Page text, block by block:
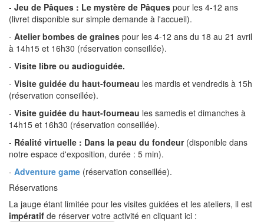
- Jeu de Pâques : Le mystère de Pâques pour les 4-12 ans
(livret disponible sur simple demande à l'accueil).
- Atelier bombes de graines pour les 4-12 ans du 18 au 21 avril
à 14h15 et 16h30 (réservation conseillée).
- Visite libre ou audioguidée.
- Visite guidée du haut-fourneau les mardis et vendredis à 15h
(réservation conseillée).
- Visite guidée du haut-fourneau les samedis et dimanches à
14h15 et 16h30 (réservation conseillée).
- Réalité virtuelle : Dans la peau du fondeur(disponible dans
notre espace d'exposition, durée : 5 min).
- Adventure game (réservation conseillée).
Réservations
La jauge étant limitée pour les visites guidées et les ateliers, il est
impératif de réserver votre activité en cliquant ici :